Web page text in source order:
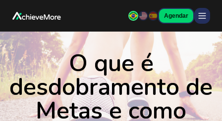
Agendar
O que é
desdobramento de
Metas e como